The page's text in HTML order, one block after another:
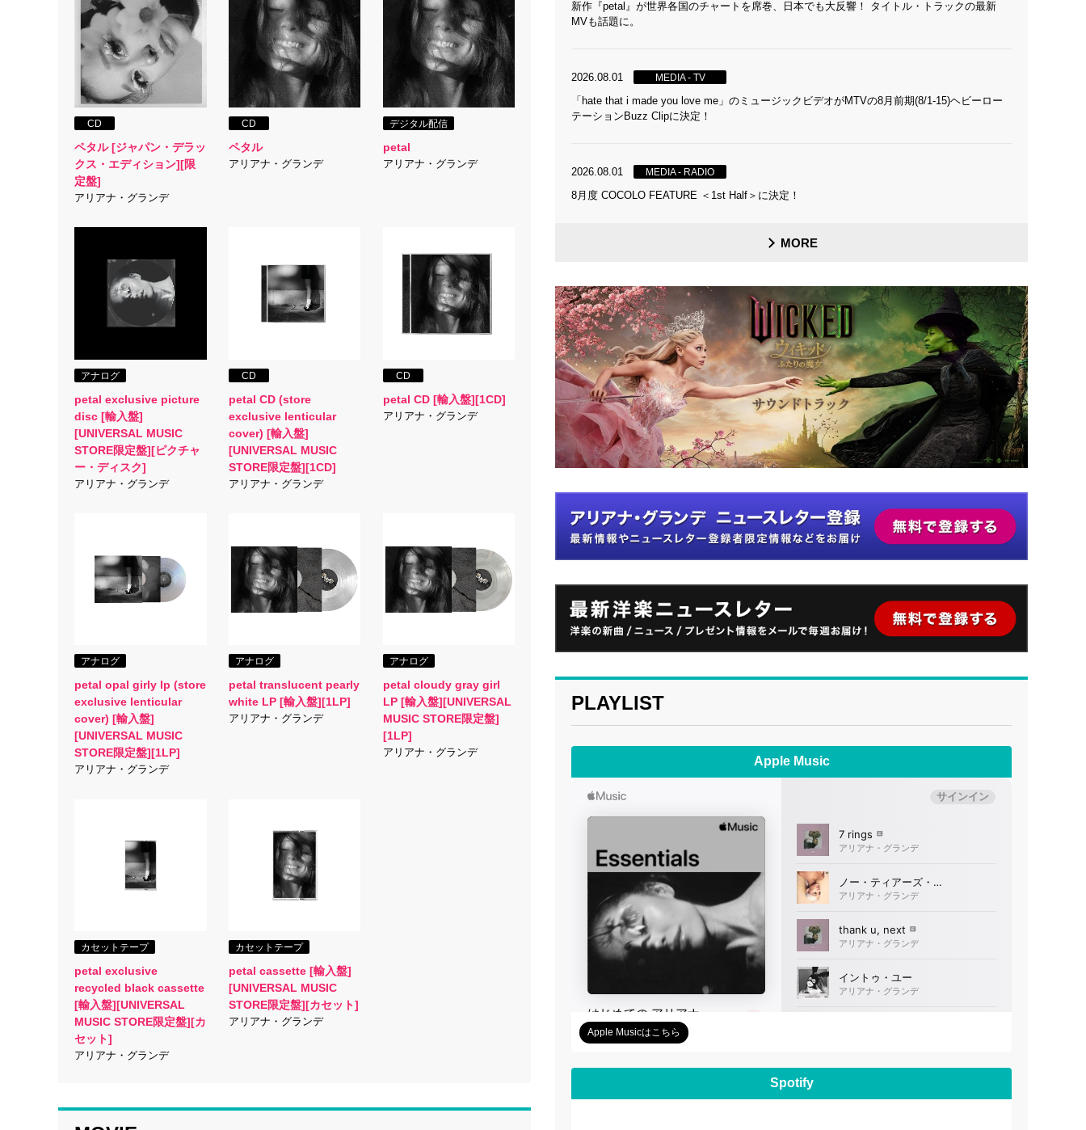
CD
ペタル [ジャパン・デラッ
クス・エディション][限
定盤]
アリアナ・グランデ
CD
ペタル
アリアナ・グランデ
デジタル配信
petal
アリアナ・グランデ
アナログ
petal exclusive picture
disc [輸入盤]
[UNIVERSAL MUSIC
STORE限定盤][ピクチャ
ー・ディスク]
アリアナ・グランデ
CD
petal CD (store
exclusive lenticular
cover) [輸入盤]
[UNIVERSAL MUSIC
STORE限定盤][1CD]
アリアナ・グランデ
CD
petal CD [輸入盤][1CD]
アリアナ・グランデ
アナログ
petal opal girly lp (store
exclusive lenticular
cover) [輸入盤]
[UNIVERSAL MUSIC
STORE限定盤][1LP]
アリアナ・グランデ
アナログ
petal translucent pearly
white LP [輸入盤][1LP]
アリアナ・グランデ
アナログ
petal cloudy gray girl
LP [輸入盤][UNIVERSAL
MUSIC STORE限定盤]
[1LP]
アリアナ・グランデ
カセットテープ
petal exclusive
recycled black cassette
[輸入盤][UNIVERSAL
MUSIC STORE限定盤][カ
セット]
アリアナ・グランデ
カセットテープ
petal cassette [輸入盤]
[UNIVERSAL MUSIC
STORE限定盤][カセット]
アリアナ・グランデ
新作『petal』が世界各国のチャートを席巻、日本でも大反響！ タイトル・トラックの最新
MVも話題に。
2026.08.01 MEDIA - TV
「hate that i made you love me」のミュージックビデオがMTVの8月前期(8/1-15)ヘビーロー
テーションBuzz Clipに決定！
2026.08.01 MEDIA - RADIO
8月度 COCOLO FEATURE ＜1st Half＞に決定！
MORE
PLAYLIST
Apple Music
Apple Musicはこちら
Spotify